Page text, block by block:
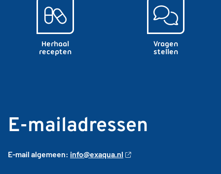
Herhaal
recepten
Vragen
stellen
E-mailadressen
E-mail algemeen: info@exaqua.nl